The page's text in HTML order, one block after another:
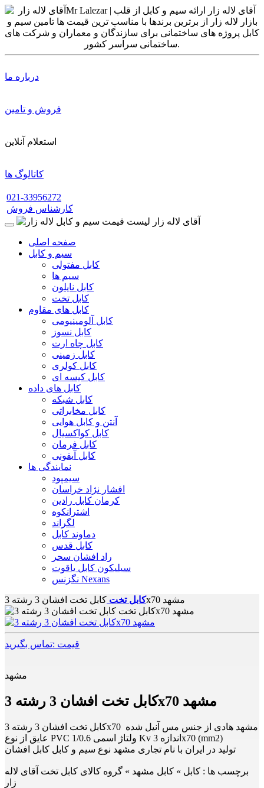
درباره ما
فروش و تامین
استعلام آنلاین
کاتالوگ ها
021-33956272
کارشناس فروش
صفحه اصلی
سیم و کابل
کابل مفتولی
سیم ها
کابل نایلون
کابل تخت
کابل های مقاوم
کابل آلومینیومی
کابل نسوز
کابل چاه ارت
کابل زمینی
کابل کولری
کابل کیسه ای
کابل های داده
کابل شبکه
کابل مخابراتی
آنتن و کابل هوایی
کابل کواکسیال
کابل فرمان
کابل آیفونی
نمایندگی ها
سیمپود
افشار نژاد خراسان
کرمان کابل رادین
اشترانکوه
لگراند
دماوند کابل
کابل قدس
راد افشان سحر
سیلیکون کابل یاقوت
نگزنس Nexans
کابل تخت کابل تخت افشان 3 رشته 3x70 مشهد
قیمت :تماس بگیرید
مشهد
کابل تخت افشان 3 رشته 3x70 مشهد
کابل تخت افشان 3 رشته 3x70 مشهد هادی از جنس مس آنیل شده
عایق از نوع PVC ولتاژ اسمی 1/0.6 Kv اندازه 3x70 (mm2)
تولید در ایران با نام تجاری مشهد نوع سیم و کابل کابل افشان
برچسب ها : کابل » کابل مشهد » گروه کالای کابل تخت آقای لاله
زار